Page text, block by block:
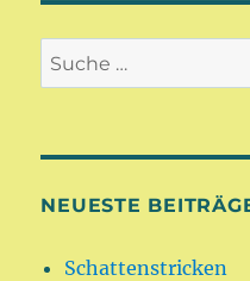
Suche
nach:
NEUESTE
Schattenstricken